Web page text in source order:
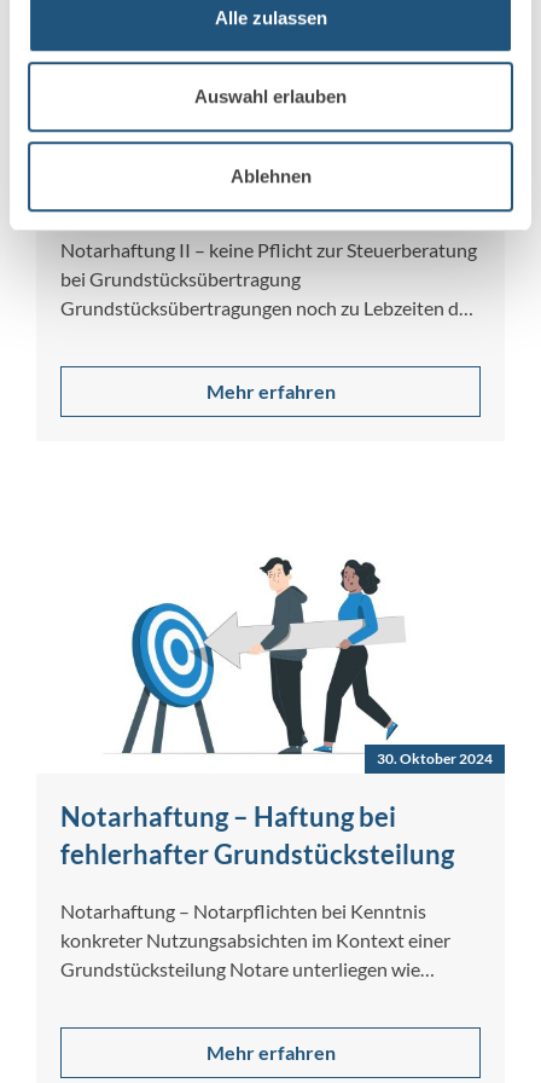
Alle zulassen
Auswahl erlauben
Ablehnen
Notarhaftung und unterlassene
Steuerberatung
Notarhaftung II – keine Pflicht zur Steuerberatung
bei Grundstücksübertragung
Grundstücksübertragungen noch zu Lebzeiten des
…
Mehr erfahren
30. Oktober 2024
Notarhaftung – Haftung bei
fehlerhafter Grundstücksteilung
Notarhaftung – Notarpflichten bei Kenntnis
konkreter Nutzungsabsichten im Kontext einer
Grundstücksteilung Notare unterliegen wie
Mehr erfahren